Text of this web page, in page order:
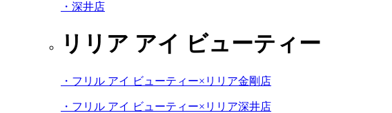
・深井店
リリア アイ ビューティー
・フリル アイ ビューティー×リリア金剛店
・フリル アイ ビューティー×リリア深井店